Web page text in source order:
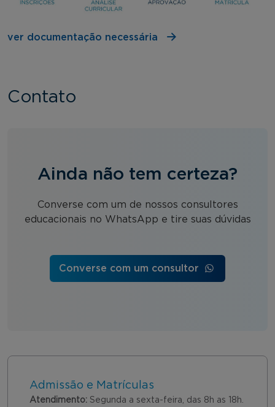
ver documentação necessária
Contato
Ainda não tem certeza?
Converse com um de nossos consultores
educacionais no WhatsApp e tire suas dúvidas
Converse com um consultor
Admissão e Matrículas
Atendimento: Segunda a sexta-feira, das 8h as 18h.